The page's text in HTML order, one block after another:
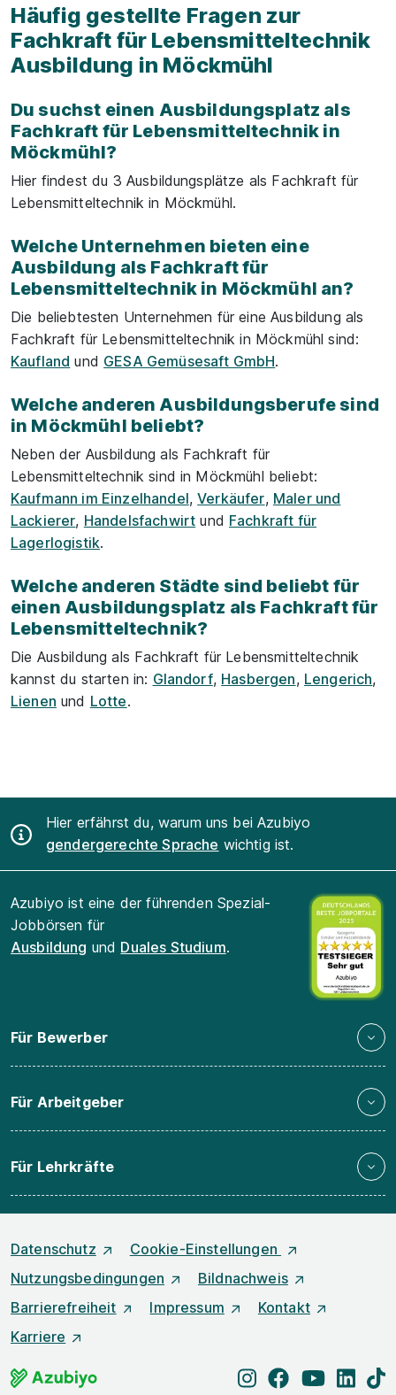
Häufig gestellte Fragen zur
Fachkraft für Lebensmitteltechnik
Ausbildung in Möckmühl
Du suchst einen Ausbildungsplatz als
Fachkraft für Lebensmitteltechnik in
Möckmühl?
Hier findest du 3 Ausbildungsplätze als Fachkraft für
Lebensmitteltechnik in Möckmühl.
Welche Unternehmen bieten eine
Ausbildung als Fachkraft für
Lebensmitteltechnik in Möckmühl an?
Die beliebtesten Unternehmen für eine Ausbildung als
Fachkraft für Lebensmitteltechnik in Möckmühl sind:
Kaufland und GESA Gemüsesaft GmbH.
Welche anderen Ausbildungsberufe sind
in Möckmühl beliebt?
Neben der Ausbildung als Fachkraft für
Lebensmitteltechnik sind in Möckmühl beliebt:
Kaufmann im Einzelhandel,Verkäufer, Maler und
Lackierer, Handelsfachwirt und Fachkraft für
Lagerlogistik.
Welche anderen Städte sind beliebt für
einen Ausbildungsplatz als Fachkraft für
Lebensmitteltechnik?
Die Ausbildung als Fachkraft für Lebensmitteltechnik
kannst du starten in: Glandorf, Hasbergen, Lengerich,
Lienen und Lotte.
Hier erfährst du, warum uns bei Azubiyo
gendergerechte Sprache wichtig ist.
Azubiyo ist eine der führenden Spezial-
Jobbörsen für
Ausbildung und Duales Studium.
Für Bewerber
Für Arbeitgeber
Für Lehrkräfte
Datenschutz
Cookie-Einstellungen
Nutzungsbedingungen
Bildnachweis
Barrierefreiheit
Impressum
Kontakt
Karriere
instagram
facebookyoutube